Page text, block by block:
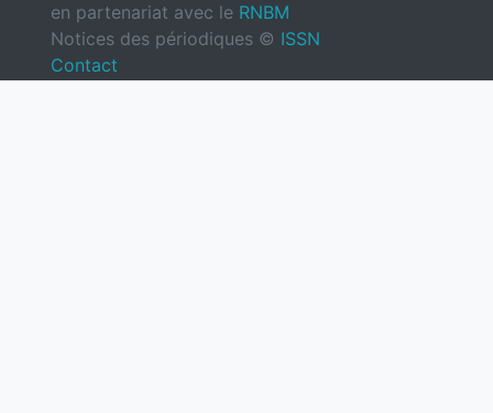
en partenariat avec le RNBM
Notices des périodiques © ISSN
Contact